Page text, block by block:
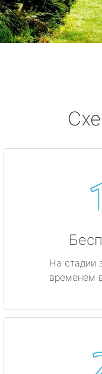
На стадии
временем